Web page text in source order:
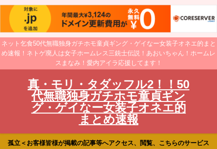
ネット乞食50代無職独身ガチホモ童貞ギング・ゲイなー女装子オネエ的まと
め速報！ネトゲ廃人は女子ホームレス三銃士伝説！あおいちゃん！ホームレ
スまなみ！愛内アイラ応援してます！
真・モリ・タダッフル2！！50
代無職独身ガチホモ童貞ギン
グ・ゲイなー女装子オネエ的
まとめ速報
孤立＜お客様皆様が掲載の記事等へアクセス、閲覧、こちらのサービス